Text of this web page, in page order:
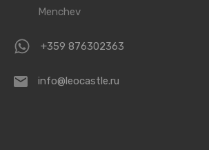
Menchev
+359 876302363
info@leocastle.ru